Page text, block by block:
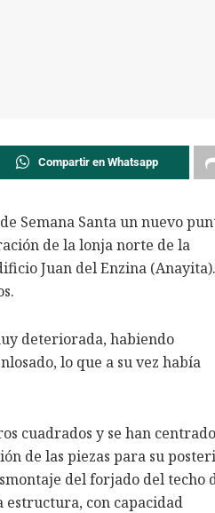
Compartir en Whatsapp
Semana Santa un nuevo
de la lonja norte de la
Juan del Enzina (Anayita).
deteriorada, habiendo
lo que a su vez había
cuadrados y se han centrado
de las piezas para su
del forjado del techo
con capacidad